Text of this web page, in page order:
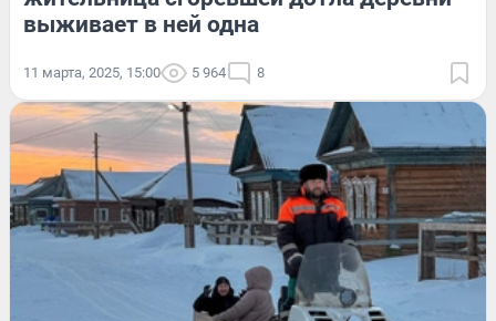
выживает в ней одна
11 марта, 2025, 15:00 5 964 8